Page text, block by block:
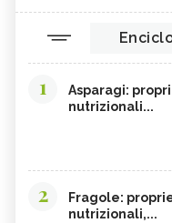
1
Asparagi:
nutrizionali...
2
Fragole:
nutrizionali,...